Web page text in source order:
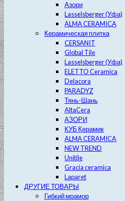
Азори
Lasselsberger (Уфа)
ALMA CERAMICA
Керамическая плитка
CERSANIT
Global Tile
Lasselsberger (Уфа)
ELETTO Ceramica
Delacora
PARADYZ
Тянь-Шань
AltaCera
АЗОРИ
КУБ Керамик
ALMA CERAMICA
NEW TREND
Unitile
Gracia ceramica
Laparet
ДРУГИЕ ТОВАРЫ
Гибкий мрамор